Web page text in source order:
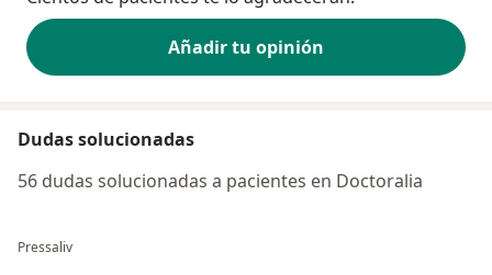
Añadir tu opinión
Dudas solucionadas
56 dudas solucionadas a pacientes en Doctoralia
Pressaliv